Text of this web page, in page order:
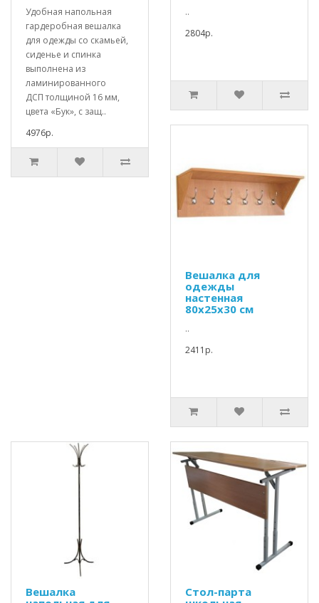
Удобная напольная
гардеробная вешалка
для одежды со скамьей,
сиденье и спинка
выполнена из
ламинированного
ДСП толщиной 16 мм,
цвета «Бук», с защ..
4976р.
..
2804р.
Вешалка для
одежды
настенная
80х25х30 см
..
2411р.
Вешалка
Стол-парта